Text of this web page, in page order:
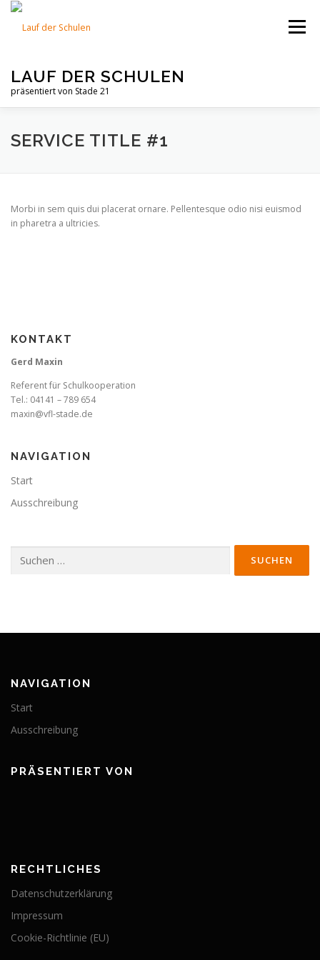
Zum
springen
LAUF DER SCHULEN
präsentiert von Stade 21
Menü
START AUSSCHREIBUNG
SERVICE TITLE #1
Morbi in sem quis dui placerat ornare. Pellentesque odio nisi euismod
in pharetra a ultricies.
KONTAKT
Gerd Maxin
Referent für Schulkooperation
Tel.: 04141 – 789 654
maxin@vfl-stade.de
NAVIGATION
Start
Ausschreibung
nach:
NAVIGATION
Start
Ausschreibung
PRÄSENTIERT VON
RECHTLICHES
Datenschutzerklärung
Impressum
Cookie-Richtlinie (EU)